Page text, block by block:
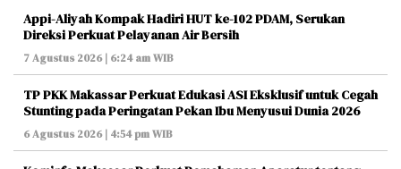
Appi-Aliyah Kompak Hadiri HUT ke-102 PDAM, Serukan
Direksi Perkuat Pelayanan Air Bersih
7 Agustus 2026 | 6:24 am WIB
TP PKK Makassar Perkuat Edukasi ASI Eksklusif untuk Cegah
Stunting pada Peringatan Pekan Ibu Menyusui Dunia 2026
6 Agustus 2026 | 4:54 pm WIB